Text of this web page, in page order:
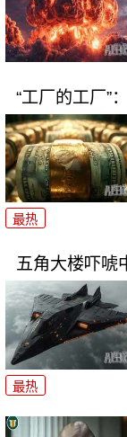
“工厂的工厂”
最热
五角大楼吓唬
最热